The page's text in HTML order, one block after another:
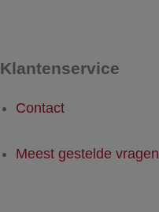
Klantenservice
Contact
Meest gestelde vragen